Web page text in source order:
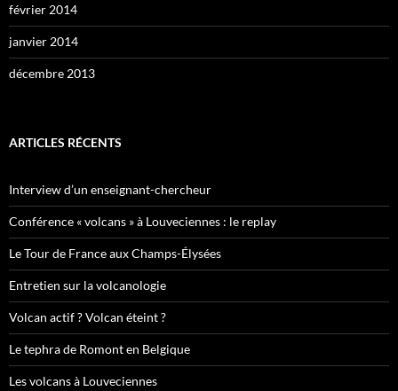
février 2014
janvier 2014
décembre 2013
ARTICLES RÉCENTS
Interview d’un enseignant-chercheur
Conférence « volcans » à Louveciennes : le replay
Le Tour de France aux Champs-Élysées
Entretien sur la volcanologie
Volcan actif ? Volcan éteint ?
Le tephra de Romont en Belgique
Les volcans à Louveciennes